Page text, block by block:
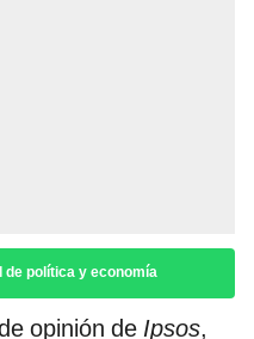
de política y economía
opinión de Ipsos,